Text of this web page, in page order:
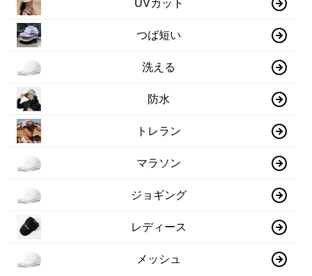
UVカット
つば短い
洗える
防水
トレラン
マラソン
ジョギング
レディース
メッシュ